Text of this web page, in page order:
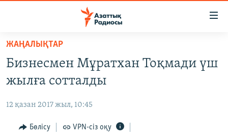
Skip
main
content
to
Navigation
ҚАҢТАР ОҚИҒАСЫ
АДАМ ҚҰҚЫҚТАРЫ
ЖАҢАЛЫҚТАР
Бизнесмен Мұратхан Тоқмади үш
жылға сотталды
12 қазан 2017 жыл, 10:45
Бөлісу VPN-сіз оқу